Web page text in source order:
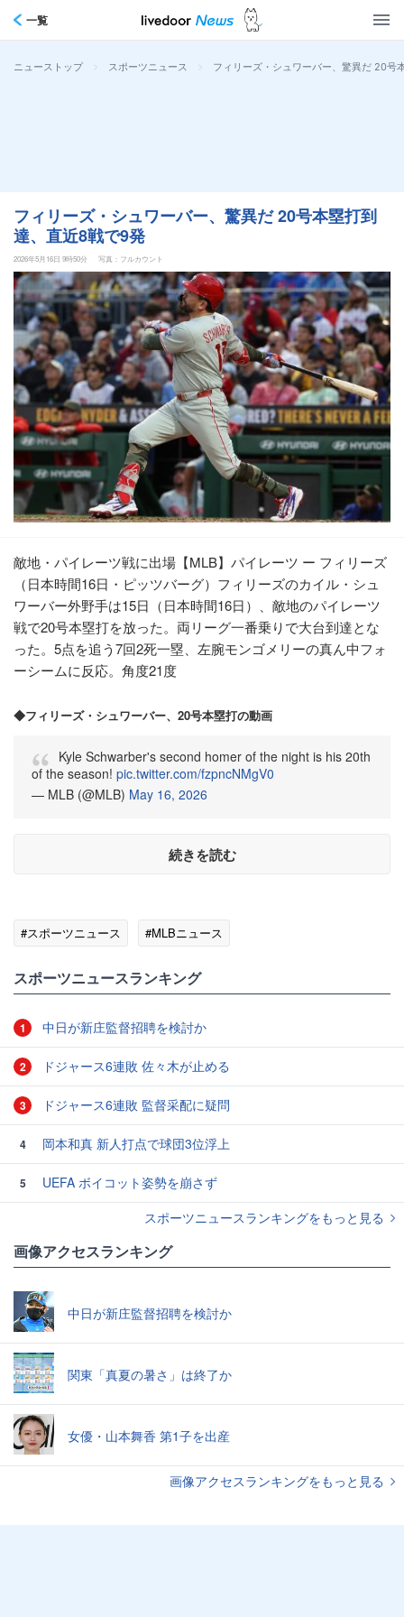
一覧
ニューストップ > スポーツニュース > フィリーズ・シュワーバー、驚異だ 20号
フィリーズ・シュワーバー、驚異だ 20号本塁打到
達、直近8戦で9発
2026年5月16日 9時50分 写真：フルカウント
敵地・パイレーツ戦に出場【MLB】パイレーツ ー フィリーズ
（日本時間16日・ピッツバーグ）フィリーズのカイル・シュ
ワーバー外野手は15日（日本時間16日）、敵地のパイレーツ
戦で20号本塁打を放った。両リーグ一番乗りで大台到達とな
った。5点を追う7回2死一塁、左腕モンゴメリーの真ん中フォ
ーシームに反応。角度21度
◆フィリーズ・シュワーバー、20号本塁打の動画
Kyle Schwarber's second homer of the night is his 20th
of the season! pic.twitter.com/fzpncNMgV0
— MLB (@MLB) May 16, 2026
続きを読む
#スポーツニュース #MLBニュース
スポーツニュースランキング
1 中日が新庄監督招聘を検討か
2 ドジャース6連敗 佐々木が止める
3 ドジャース6連敗 監督采配に疑問
4 岡本和真 新人打点で球団3位浮上
5
UEFA ボイコット姿勢を崩さず
スポーツニュースランキングをもっと見る
画像アクセスランキング
中日が新庄監督招聘を検討か
関東「真夏の暑さ」は終了か
女優・山本舞香 第1子を出産
画像アクセスランキングをもっと見る